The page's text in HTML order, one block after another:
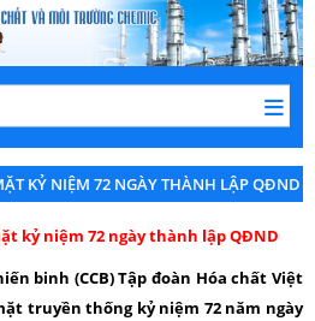
KỶ NIỆM 72 NGÀY THÀNH LẬP QĐND
kỷ niệm 72 ngày thành lập QĐND
binh (CCB) Tập đoàn Hóa chất Việt
truyền thống kỷ niệm 72 năm ngày